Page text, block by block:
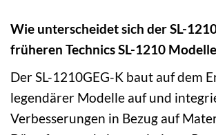
Wie unterscheidet sich der SL-
früheren Technics SL-1210
Der SL-1210GEG-K baut auf dem
legendärer Modelle auf und
Verbesserungen in Bezug auf